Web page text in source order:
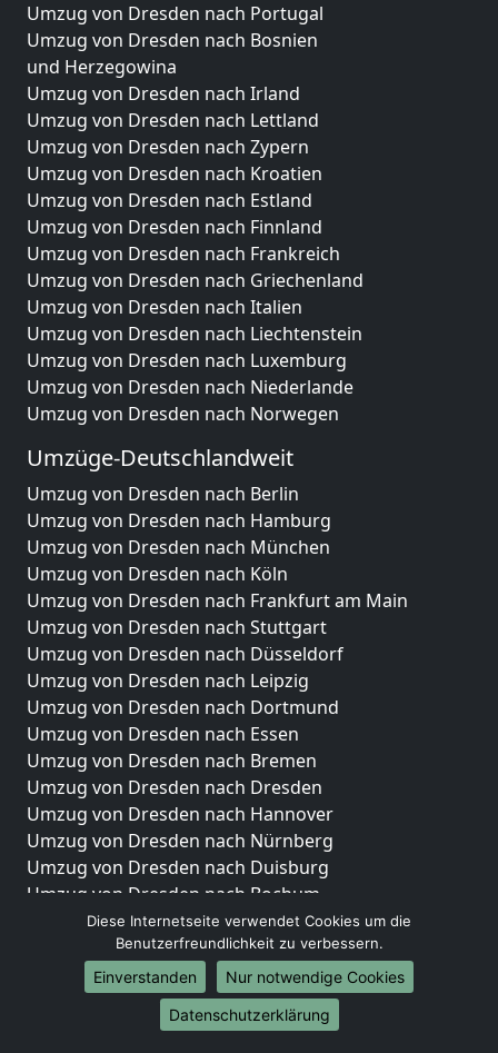
Umzug von Dresden nach Portugal
Umzug von Dresden nach Bosnien
und Herzegowina
Umzug von Dresden nach Irland
Umzug von Dresden nach Lettland
Umzug von Dresden nach Zypern
Umzug von Dresden nach Kroatien
Umzug von Dresden nach Estland
Umzug von Dresden nach Finnland
Umzug von Dresden nach Frankreich
Umzug von Dresden nach Griechenland
Umzug von Dresden nach Italien
Umzug von Dresden nach Liechtenstein
Umzug von Dresden nach Luxemburg
Umzug von Dresden nach Niederlande
Umzug von Dresden nach Norwegen
Umzüge-Deutschlandweit
Umzug von Dresden nach Berlin
Umzug von Dresden nach Hamburg
Umzug von Dresden nach München
Umzug von Dresden nach Köln
Umzug von Dresden nach Frankfurt am Main
Umzug von Dresden nach Stuttgart
Umzug von Dresden nach Düsseldorf
Umzug von Dresden nach Leipzig
Umzug von Dresden nach Dortmund
Umzug von Dresden nach Essen
Umzug von Dresden nach Bremen
Umzug von Dresden nach Dresden
Umzug von Dresden nach Hannover
Umzug von Dresden nach Nürnberg
Umzug von Dresden nach Duisburg
Umzug von Dresden nach Bochum
Umzug von Dresden nach Wuppertal
Umzug von Dresden nach Bielefeld
Umzug von Dresden nach Bonn
Umzug von Dresden nach Münster
Diese Internetseite verwendet Cookies um die
Benutzerfreundlichkeit zu verbessern.
Einverstanden
Nur notwendige Cookies
Datenschutzerklärung